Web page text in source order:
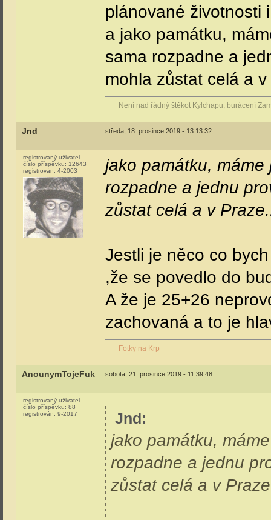
plánované životnosti
a jako památku,
sama rozpadne a
mohla zůstat celá a
Není nad řádný štěkot Kylchapu, burácení
Jnd středa, 18. prosince 2019 - 13:13:32
registrovaný uživatel
číslo příspěvku: 12643
registrován: 4-2003
jako památku,
rozpadne a jednu
zůstat celá a v
Jestli je něco co
,že se povedlo do
A že je 25+26
zachovaná a to je
Fotky na Krp
AnounymTojeFuk sobota, 21. prosince 2019 - 11:39:48
registrovaný uživatel
číslo příspěvku: 88
registrován: 9-2017 Jnd:
jako památku,
rozpadne a jednu
zůstat celá a v